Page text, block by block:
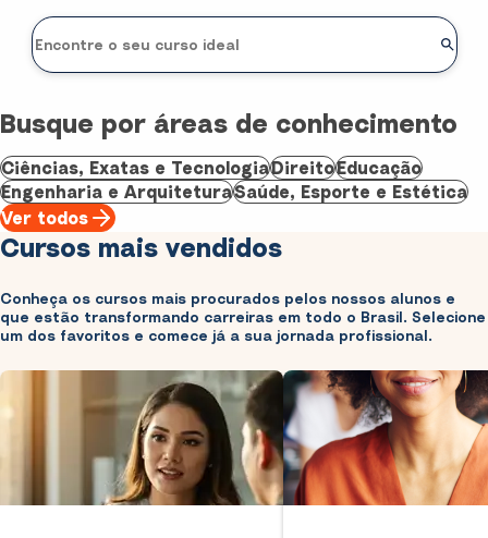
Busque por áreas de conhecimento
Ciências, Exatas e TecnologiaDireitoEducação
Engenharia e ArquiteturaSaúde, Esporte e Estética
Ver todos
Cursos mais vendidos
Conheça os cursos mais procurados pelos nossos alunos e
que estão transformando carreiras em todo o Brasil. Selecione
um dos favoritos e comece já a sua jornada profissional.